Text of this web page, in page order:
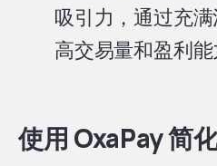
吸引力，通过充
高交易量和盈利能
使用 OxaPay 简